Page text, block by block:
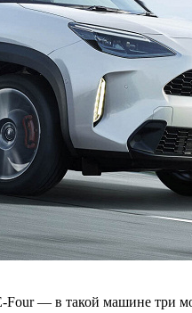
Four — в такой машине